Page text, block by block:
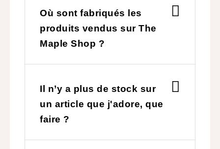
Où sont fabriqués les
produits vendus sur The
Maple Shop ?
Il n’y a plus de stock sur
un article que j'adore, que
faire ?